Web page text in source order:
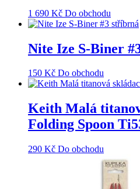
1 690 Kč Do obchodu
Nite Ize S-Biner
150 Kč Do obchodu
Keith Malá
Folding Spoon
290 Kč Do obchodu